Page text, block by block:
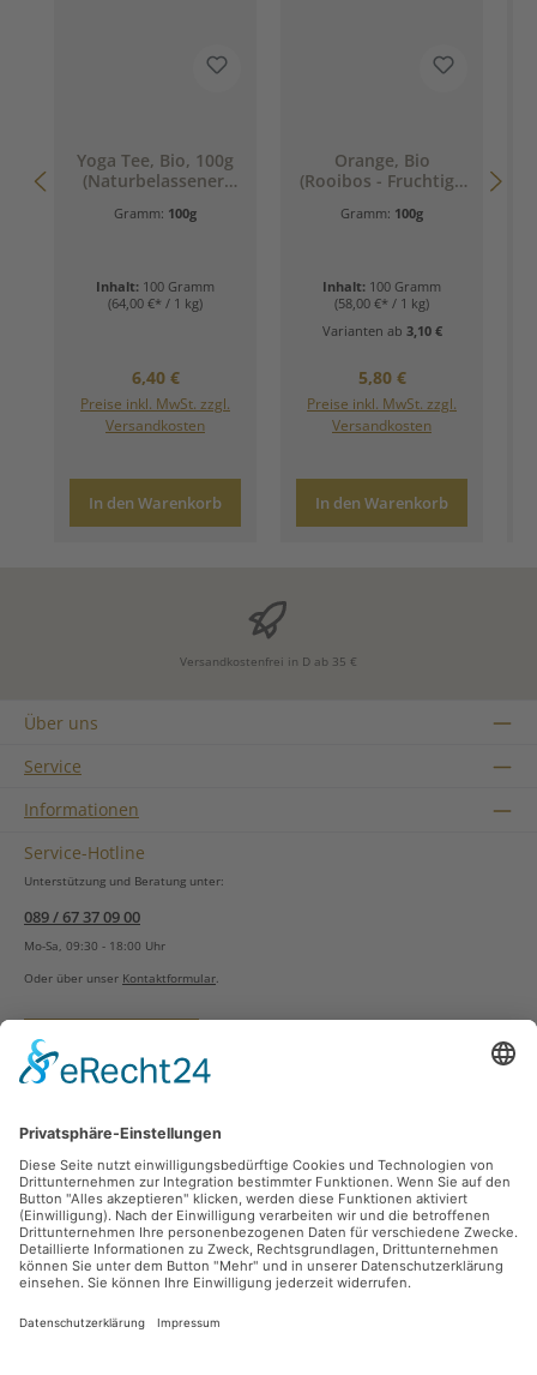
Yoga Tee, Bio, 100g
(Naturbelassener,
Kräutertee)
Gramm: 100g
Inhalt: 100 Gramm
(64,00 €* / 1 kg)
Regulärer Preis:
6,40 €
Preise inkl. MwSt. zzgl.
Versandkosten
In den Warenkorb
Orange, Bio
(Rooibos - Fruchtige
Gramm: 100g
Inhalt: 100 Gramm
(58,00 €* / 1 kg)
Varianten ab 3,10 €
Regulärer Preis:
5,80 €
Preise inkl. MwSt. zzgl.
Versandkosten
In den Warenkorb
Versandkostenfrei in D ab 35 €
Über uns
Service
Informationen
Service-Hotline
Unterstützung und Beratung unter:
089 / 67 37 09 00
Mo-Sa, 09:30 - 18:00 Uhr
Oder über unser Kontaktformular.
Vertrag widerrufen
Zahlungsarten
Sicher Einkaufen
Ladengeschäft
Newsletter